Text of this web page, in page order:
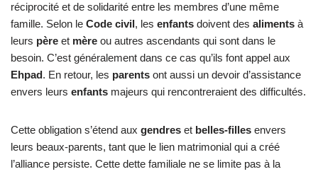
réciprocité et de solidarité entre les membres d’une même
famille. Selon le Code civil , les enfants doivent des aliments à
leurs père et mère ou autres ascendants qui sont dans le
besoin. C’est généralement dans ce cas qu’ils font appel aux
Ehpad. En retour, les parents ont aussi un devoir d’assistance
envers leurs enfants majeurs qui rencontreraient des difficultés.
Cette obligation s’étend aux gendres et belles-filles envers
leurs beaux-parents, tant que le lien matrimonial qui a créé
l’alliance persiste. Cette dette familiale ne se limite pas à la